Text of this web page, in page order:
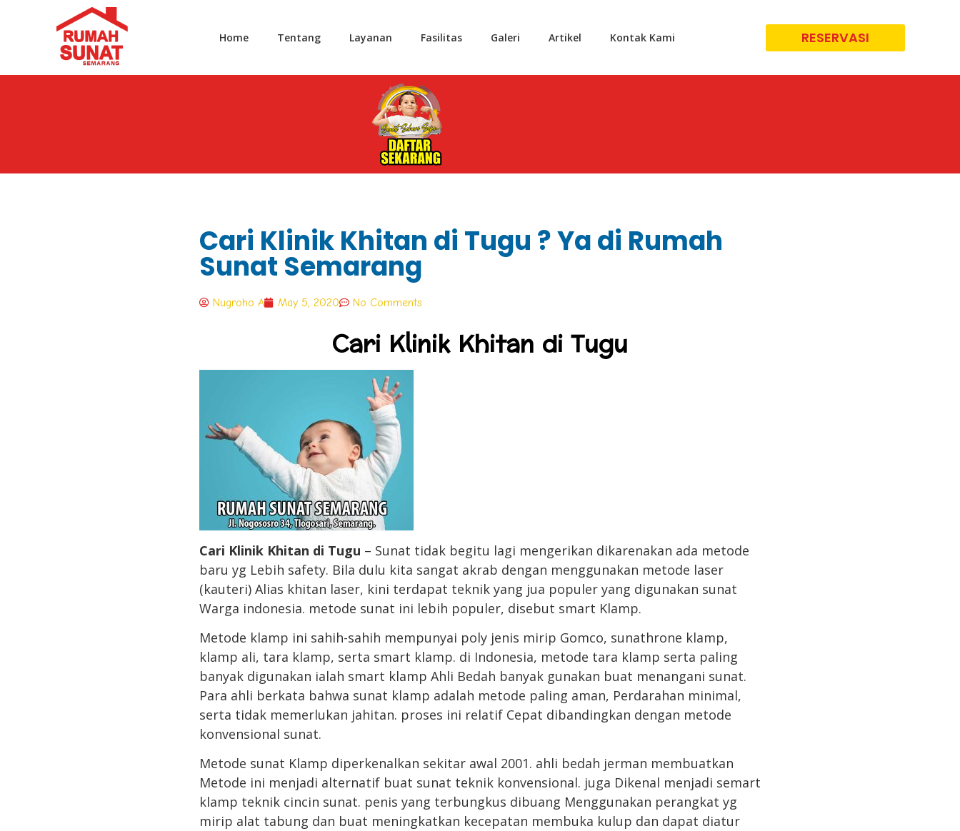
Home Tentang Layanan Fasilitas Galeri Artikel Kontak Kami RESERVASI
Cari Klinik Khitan di Tugu ? Ya di Rumah
Sunat Semarang
Nugroho A May 5, 2020 No Comments
Cari Klinik Khitan di Tugu
Cari Klinik Khitan di Tugu – Sunat tidak begitu lagi mengerikan dikarenakan ada metode
baru yg Lebih safety. Bila dulu kita sangat akrab dengan menggunakan metode laser
(kauteri) Alias khitan laser, kini terdapat teknik yang jua populer yang digunakan sunat
Warga indonesia. metode sunat ini lebih populer, disebut smart Klamp.
Metode klamp ini sahih-sahih mempunyai poly jenis mirip Gomco, sunathrone klamp,
klamp ali, tara klamp, serta smart klamp. di Indonesia, metode tara klamp serta paling
banyak digunakan ialah smart klamp Ahli Bedah banyak gunakan buat menangani sunat.
Para ahli berkata bahwa sunat klamp adalah metode paling aman, Perdarahan minimal,
serta tidak memerlukan jahitan. proses ini relatif Cepat dibandingkan dengan metode
konvensional sunat.
Metode sunat Klamp diperkenalkan sekitar awal 2001. ahli bedah jerman membuatkan
Metode ini menjadi alternatif buat sunat teknik konvensional. juga Dikenal menjadi semart
klamp teknik cincin sunat. penis yang terbungkus dibuang Menggunakan perangkat yg
mirip alat tabung dan buat meningkatkan kecepatan membuka kulup dan dapat diatur